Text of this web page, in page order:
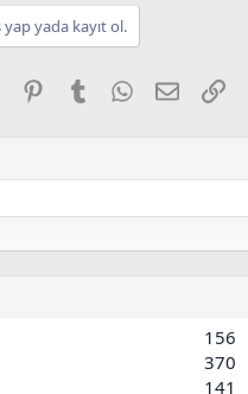
yada kayıt ol.
Reddit PinterestTumblr WhatsApp
E-posta
156
370
141